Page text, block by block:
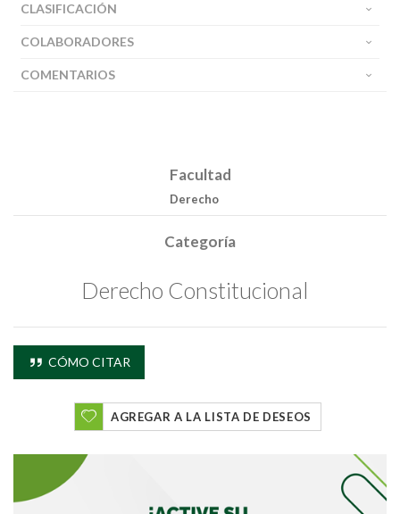
CLASIFICACIÓN
COLABORADORES
COMENTARIOS
Facultad
Derecho
Categoría
Derecho Constitucional
CÓMO CITAR
AGREGAR A LA LISTA DE DESEOS